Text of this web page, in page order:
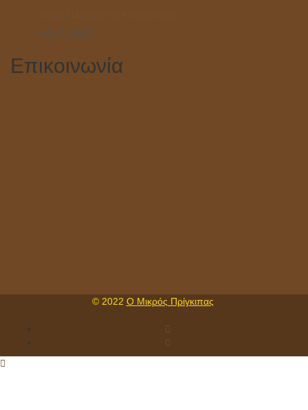
Ιούλ 7, 2025
Επικοινωνία
© 2022 Ο Μικρός Πρίγκιπας